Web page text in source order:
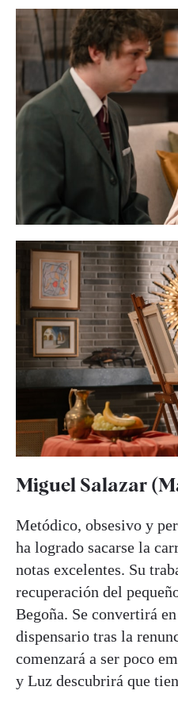
Miguel Salazar
Metódico, obsesivo y
ha logrado sacarse la
notas excelentes. Su
recuperación del
Begoña. Se convertirá
dispensario tras la
comenzará a ser poco
y Luz descubrirá que